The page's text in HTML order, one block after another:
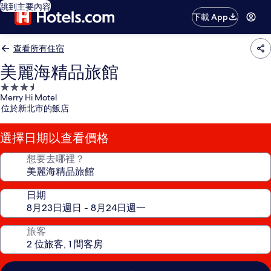
跳到主要內容
下載 App
查看所有住宿
美麗海精品旅館
3.5
星
級
住
宿
Merry Hi Motel
位於新北市的飯店
選擇日期以查看價格
想要去哪裡？
日期
旅客